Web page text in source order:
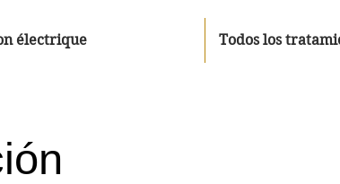
électrique Todos los